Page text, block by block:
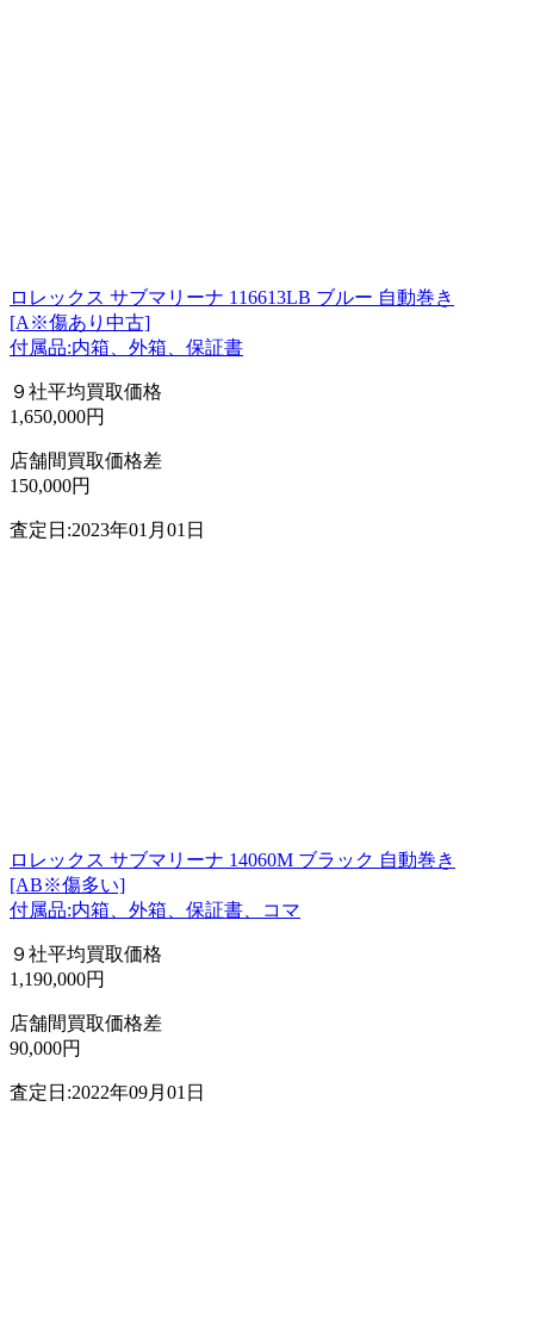
ロレックス サブマリーナ 116613LB ブルー 自動巻き
[A※傷あり中古]
付属品:内箱、外箱、保証書
９社平均買取価格
1,650,000円
店舗間買取価格差
150,000円
査定日:2023年01月01日
ロレックス サブマリーナ 14060M ブラック 自動巻き
[AB※傷多い]
付属品:内箱、外箱、保証書、コマ
９社平均買取価格
1,190,000円
店舗間買取価格差
90,000円
査定日:2022年09月01日